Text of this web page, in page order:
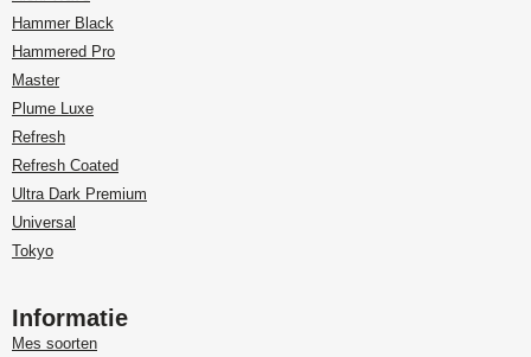
Hammer Black
Hammered Pro
Master
Plume Luxe
Refresh
Refresh Coated
Ultra Dark Premium
Universal
Tokyo
Informatie
Mes soorten